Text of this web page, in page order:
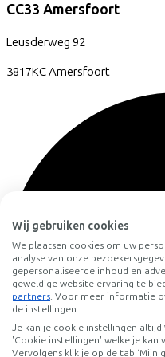
CC33 Amersfoort
Leusderweg 92
3817KCAmersfoort
Wij gebruiken cookies
We plaatsen cookies om uw
analyse van onze
gepersonaliseerde inhoud en
geweldige website-ervaring te
partners. Voor meer informatie
de instellingen.
Je kan je cookie-instellingen altijd
'Cookie instellingen' welke je kan
Vervolgens klik je op de tab ‘Mijn